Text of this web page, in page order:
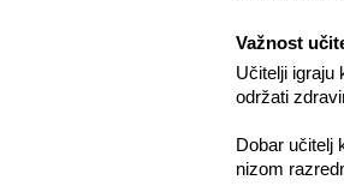
Važnost
Učitelji igraju
održati
Dobar učitelj
nizom